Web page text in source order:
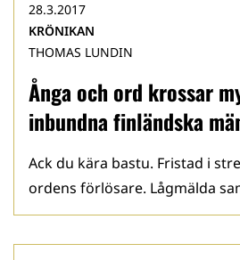
Ånga och ord krossar
inbundna finländska
28.3.2017
KRÖNIKAN
THOMAS LUNDIN
Ack du kära bastu. Fristad i
ordens förlösare. Lågmälda